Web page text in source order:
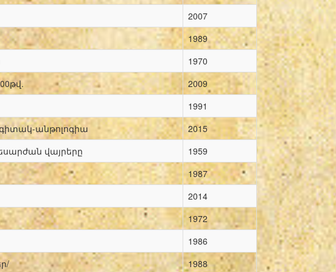
2007
1989
1970
2009
1991
անթոլոգիա
2015
վայրերը
1959
1987
2014
1972
1986
1988